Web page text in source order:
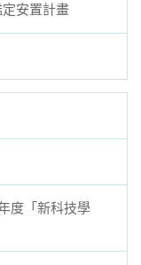
安置計畫
度「新科技學